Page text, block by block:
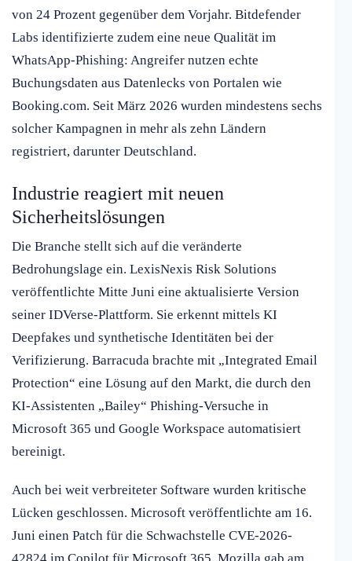
von 24 Prozent gegenüber dem Vorjahr. Bitdefender
Labs identifizierte zudem eine neue Qualität im
WhatsApp-Phishing: Angreifer nutzen echte
Buchungsdaten aus Datenlecks von Portalen wie
Booking.com. Seit März 2026 wurden mindestens sechs
solcher Kampagnen in mehr als zehn Ländern
registriert, darunter Deutschland.
Industrie reagiert mit neuen
Sicherheitslösungen
Die Branche stellt sich auf die veränderte
Bedrohungslage ein. LexisNexis Risk Solutions
veröffentlichte Mitte Juni eine aktualisierte Version
seiner IDVerse-Plattform. Sie erkennt mittels KI
Deepfakes und synthetische Identitäten bei der
Verifizierung. Barracuda brachte mit „Integrated Email
Protection“ eine Lösung auf den Markt, die durch den
KI-Assistenten „Bailey“ Phishing-Versuche in
Microsoft 365 und Google Workspace automatisiert
bereinigt.
Auch bei weit verbreiteter Software wurden kritische
Lücken geschlossen. Microsoft veröffentlichte am 16.
Juni einen Patch für die Schwachstelle CVE-2026-